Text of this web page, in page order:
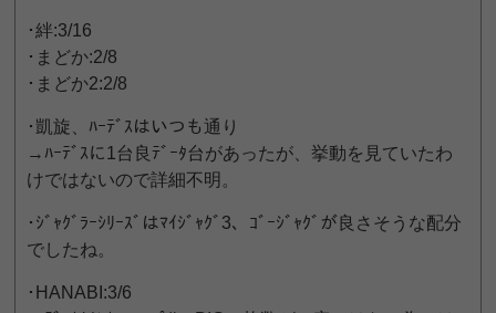
･絆:3/16
･まどか:2/8
･まどか2:2/8
･凱旋、ﾊｰﾃﾞｽはいつも通り
→ﾊｰﾃﾞｽに1台良ﾃﾞｰﾀ台があったが、挙動を見ていたわ
けではないので詳細不明。
･ｼﾞｬｸﾞﾗｰｼﾘｰｽﾞはﾏｲｼﾞｬｸﾞ3、ｺﾞｰｼﾞｬｸﾞが良さそうな配分
でしたね。
･HANABI:3/6